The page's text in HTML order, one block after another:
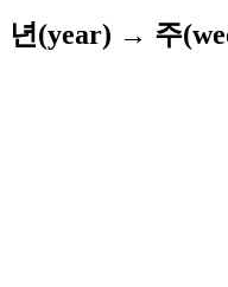
년(year) → 주